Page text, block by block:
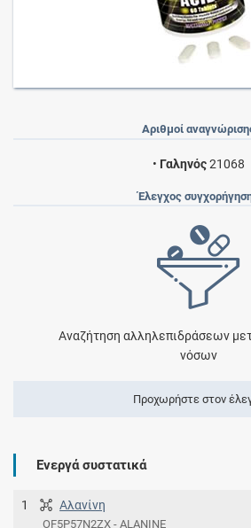
Αριθμοί
• Γαληνός21068
Έλεγχος
Αναζήτηση αλληλεπιδράσεων
νόσων
Προχωρήστε στον
Ενεργά συστατικά
1 Αλανίνη
OF5P57N2ZX - ALANINE